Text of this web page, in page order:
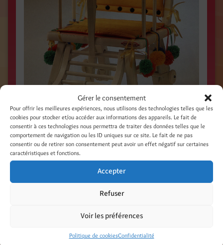
Gérer le consentement
Pour offrir les meilleures expériences, nous utilisons des technologies telles que les
cookies pour stocker et/ou accéder aux informations des appareils. Le fait de
consentir à ces technologies nous permettra de traiter des données telles que le
comportement de navigation ou les ID uniques sur ce site. Le fait de ne pas
consentir ou de retirer son consentement peut avoir un effet négatif sur certaines
caractéristiques et fonctions.
Accepter
Refuser
Voir les préférences
Politique de cookiesConfidentialité
SOURIS POMPONNÉE / MagazinePLEINE VIE,
France / Couture / Photo Plagnol /